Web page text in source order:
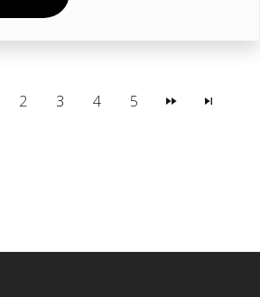
2 3 4 5